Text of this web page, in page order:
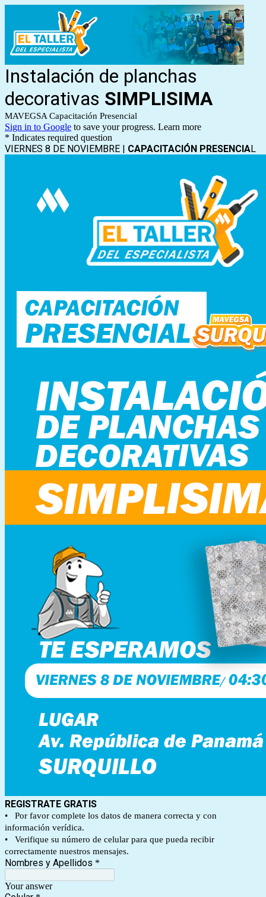
Instalación de planchas
decorativas SIMPLISIMA
MAVEGSA Capacitación Presencial
Sign in to Google to save your progress. Learn more
* Indicates required question
VIERNES 8 DE NOVIEMBRE | CAPACITACIÓN PRESENCIAL
REGISTRATE GRATIS
• Por favor complete los datos de manera correcta y con
información verídica.
• Verifique su número de celular para que pueda recibir
correctamente nuestros mensajes.
Nombres y Apellidos *
Your answer